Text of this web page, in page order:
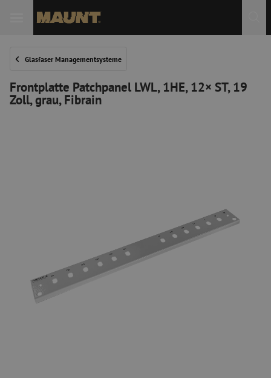
Glasfaser Managementsysteme
Frontplatte Patchpanel LWL, 1HE, 12× ST, 19
Zoll, grau, Fibrain